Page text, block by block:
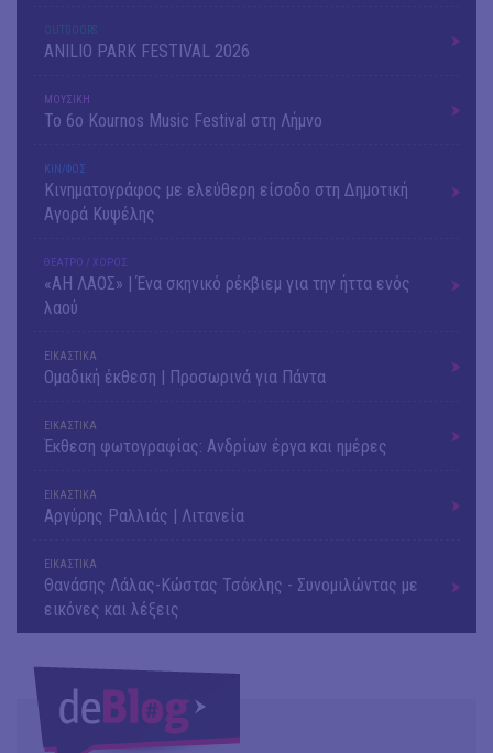
OUTDΟORS
ANILIO PARK FESTIVAL 2026
ΜΟΥΣΙΚΗ
Το 6ο Kournos Music Festival στη Λήμνο
ΚΙΝ/ΦΟΣ
Κινηματογράφος με ελεύθερη είσοδο στη Δημοτική
Αγορά Κυψέλης
ΘΕΑΤΡΟ / ΧΟΡΟΣ
«ΑΗ ΛΑΟΣ» | Ένα σκηνικό ρέκβιεμ για την ήττα ενός
λαού
ΕΙΚΑΣΤΙΚΑ
Ομαδική έκθεση | Προσωρινά για Πάντα
ΕΙΚΑΣΤΙΚΑ
Έκθεση φωτογραφίας: Ανδρίων έργα και ημέρες
ΕΙΚΑΣΤΙΚΑ
Αργύρης Ραλλιάς | Λιτανεία
ΕΙΚΑΣΤΙΚΑ
Θανάσης Λάλας-Κώστας Τσόκλης - Συνομιλώντας με
εικόνες και λέξεις